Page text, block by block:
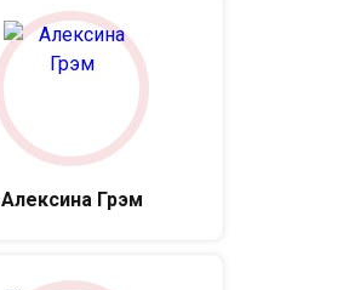
Алексина Грэм